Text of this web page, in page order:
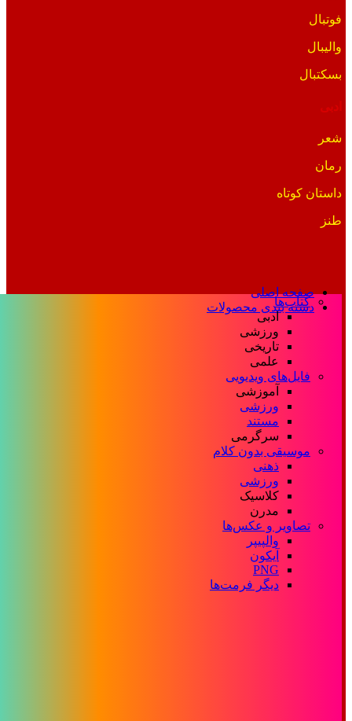
فوتبال
والیبال
بسکتبال
ادبی
شعر
رمان
داستان کوتاه
طنز
صفحه اصلی
دسته بندی محصولات
کتاب‌ها
ادبی
ورزشی
تاریخی
علمی
فایل‌های ویدیویی
آموزشی
ورزشی
مستند
سرگرمی
موسیقی بدون کلام
ذهنی
ورزشی
کلاسیک
مدرن
تصاویر و عکس‌ها
والپیپر
آیکون
PNG
دیگر فرمت‌ها